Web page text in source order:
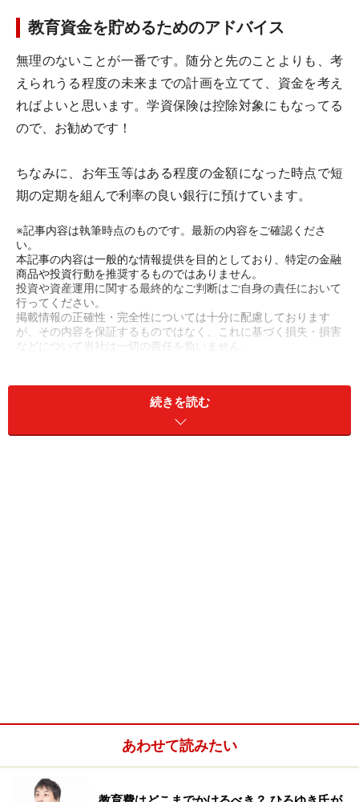
教育資金を貯めるためのアドバイス
無理のないことが一番です。随分と先のことよりも、考
えられうる程度の未来までの計画を立てて、資金を考え
ればよいと思います。学資保険は控除対象にもなってる
ので、お勧めです！
ちなみに、お年玉等はある程度の金額になった時点で短
期の定期を組んで利率の良い銀行に預けています。
※記事内容は執筆時点のものです。最新の内容をご確認くださ
い。
本記事の内容は一般的な情報提供を目的としており、特定の金融
商品や投資行動を推奨するものではありません。
投資や資産運用に関する最終的なご判断はご自身の責任において
行ってください。
掲載情報の正確性・完全性については十分に配慮しております
が、その内容を保証するものではなく、これに基づく損失・損害
などについて当社は一切の責任を負いません。
・「家計」について、
アンケート（2026/8/31まで）
を実施
続きを読む
あわせて読みたい